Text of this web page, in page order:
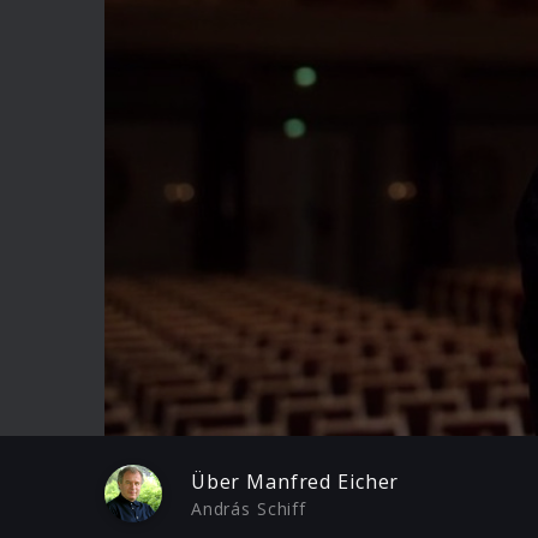
Play
Über Manfred Eicher
András Schiff